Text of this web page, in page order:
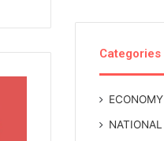
Categories
ECONOMY
NATIONAL